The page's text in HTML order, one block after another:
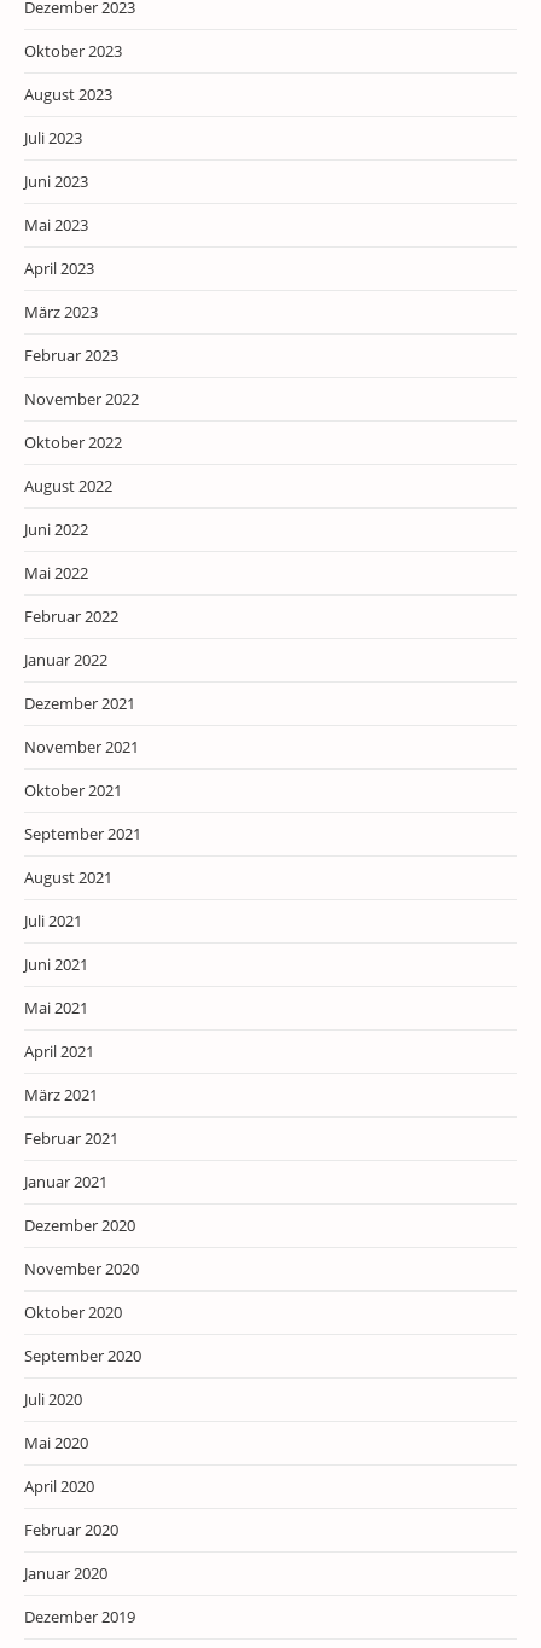
Dezember 2023
Oktober 2023
August 2023
Juli 2023
Juni 2023
Mai 2023
April 2023
März 2023
Februar 2023
November 2022
Oktober 2022
August 2022
Juni 2022
Mai 2022
Februar 2022
Januar 2022
Dezember 2021
November 2021
Oktober 2021
September 2021
August 2021
Juli 2021
Juni 2021
Mai 2021
April 2021
März 2021
Februar 2021
Januar 2021
Dezember 2020
November 2020
Oktober 2020
September 2020
Juli 2020
Mai 2020
April 2020
Februar 2020
Januar 2020
Dezember 2019